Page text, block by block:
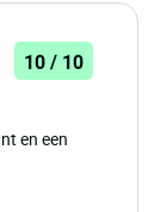
10 / 10
en een